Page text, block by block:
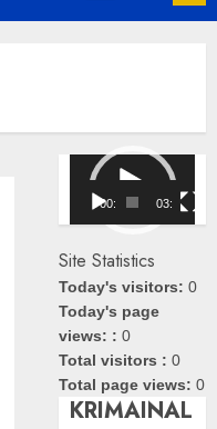
Pemutar
Video
00:00 03:08
Site Statistics
Today's visitors:0
Today's page
views: :0
Total visitors :0
Total page views:0
KRIMAINAL